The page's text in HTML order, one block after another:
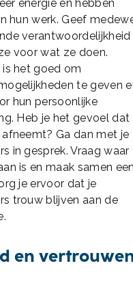
energie en hebben
hun werk. Geef
verantwoordelijkheid
voor wat ze doen.
is het goed om
te geven
hun persoonlijke
Heb je het gevoel dat
Ga dan met je
in gesprek. Vraag waar
is en maak samen een
je ervoor dat je
trouw blijven aan de
en